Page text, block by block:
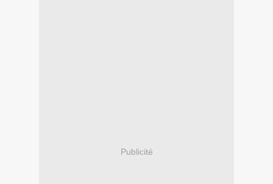
Publicité